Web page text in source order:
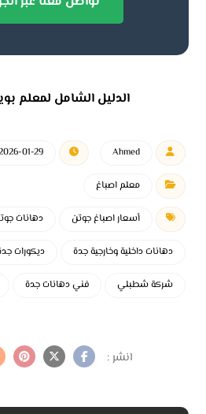
الدليل الشامل لمعلم بويه
Ahmed
01-29
معلم اصباغ
أسعار اصباغ جوتن دهانات
دهانات داخلية وخارجية جدة ديكورات جدة
شركة شطبلي فني دهانات جدة